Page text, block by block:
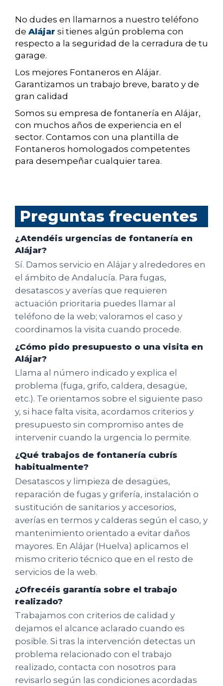
No dudes en llamarnos a nuestro teléfono
de Alájar si tienes algún problema con
respecto a la seguridad de la cerradura de tu
garage.
Los mejores Fontaneros en Alájar.
Garantizamos un trabajo breve, barato y de
gran calidad
Somos su empresa de fontanería en Alájar,
con muchos años de experiencia en el
sector. Contamos con una plantilla de
Fontaneros homologados competentes
para desempeñar cualquier tarea.
Preguntas frecuentes
¿Atendéis urgencias de fontanería en
Alájar?
Sí. Damos servicio en Alájar y alrededores en
el ámbito de Andalucía. Para fugas,
desatascos y averías que requieren
actuación prioritaria puedes llamar al
teléfono de la web; valoramos el caso y
coordinamos la visita cuando procede.
¿Cómo pido presupuesto o una visita en
Alájar?
Llama al número indicado y explica el
problema (fuga, grifo, caldera, desagüe,
etc.). Te orientamos sobre el siguiente paso
y, si hace falta visita, acordamos criterios y
presupuesto sin compromiso antes de
intervenir cuando la urgencia lo permite.
¿Qué trabajos de fontanería cubrís
habitualmente?
Desatascos y limpieza de desagües,
reparación de fugas y grifería, instalación o
sustitución de sanitarios y accesorios,
averías en termos y calderas según el caso, y
mantenimiento orientado a evitar daños
mayores. En Alájar (Huelva) aplicamos el
mismo criterio técnico que en el resto de
servicios de la web.
¿Ofrecéis garantía sobre el trabajo
realizado?
Trabajamos con criterios de calidad y
dejamos el alcance aclarado cuando es
posible. Si tras la intervención detectas un
problema relacionado con el trabajo
realizado, contacta con nosotros para
revisarlo según las condiciones acordadas